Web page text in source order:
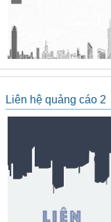
Liên hệ quảng cáo 2